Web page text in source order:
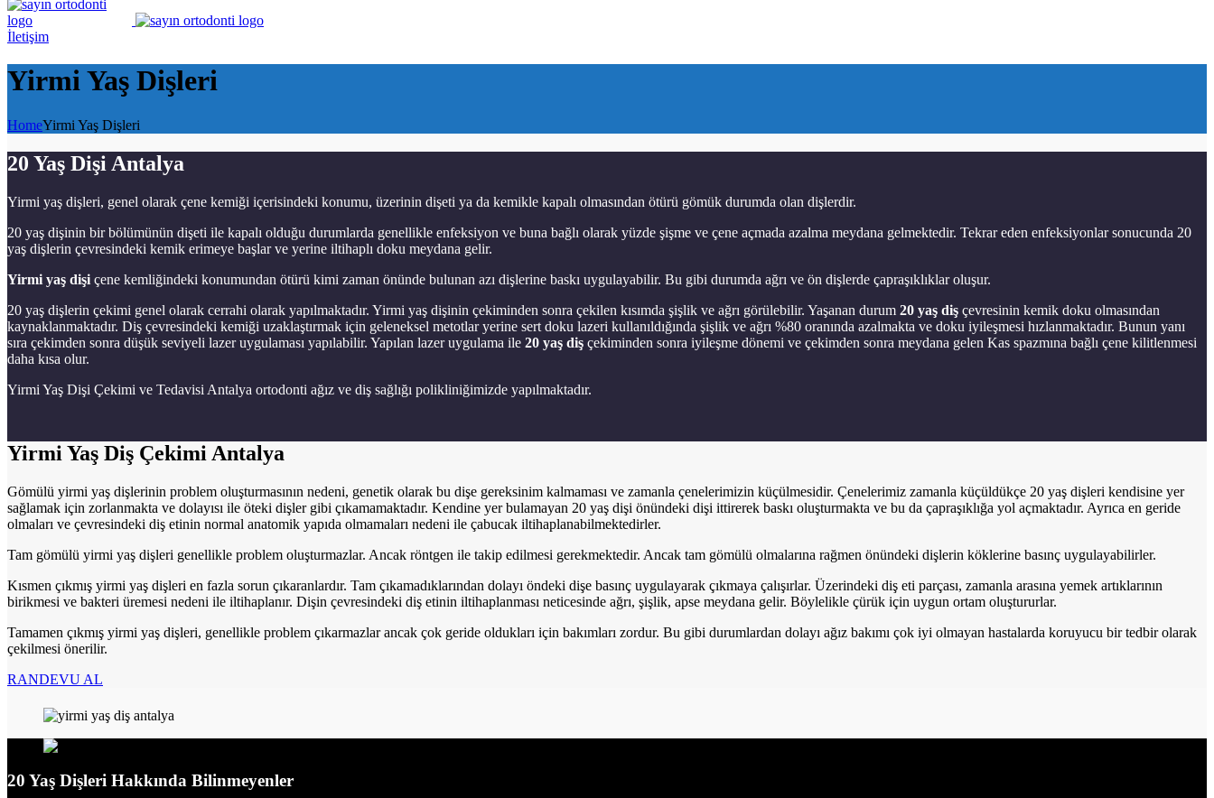
İletişim
Yirmi Yaş Dişleri
HomeYirmi Yaş Dişleri
20 Yaş Dişi Antalya
Yirmi yaş dişleri, genel olarak çene kemiği içerisindeki konumu, üzerinin dişeti ya da kemikle kapalı olmasından ötürü gömük durumda olan dişlerdir.
20 yaş dişinin bir bölümünün dişeti ile kapalı olduğu durumlarda genellikle enfeksiyon ve buna bağlı olarak yüzde şişme ve çene açmada azalma meydana gelmektedir. Tekrar eden enfeksiyonlar sonucunda 20
yaş dişlerin çevresindeki kemik erimeye başlar ve yerine iltihaplı doku meydana gelir.
Yirmi yaş dişi çene kemliğindeki konumundan ötürü kimi zaman önünde bulunan azı dişlerine baskı uygulayabilir. Bu gibi durumda ağrı ve ön dişlerde çapraşıklıklar oluşur.
20 yaş dişlerin çekimi genel olarak cerrahi olarak yapılmaktadır. Yirmi yaş dişinin çekiminden sonra çekilen kısımda şişlik ve ağrı görülebilir. Yaşanan durum 20 yaş diş çevresinin kemik doku olmasından
kaynaklanmaktadır. Diş çevresindeki kemiği uzaklaştırmak için geleneksel metotlar yerine sert doku lazeri kullanıldığında şişlik ve ağrı %80 oranında azalmakta ve doku iyileşmesi hızlanmaktadır. Bunun yanı
sıra çekimden sonra düşük seviyeli lazer uygulaması yapılabilir. Yapılan lazer uygulama ile 20 yaş diş çekiminden sonra iyileşme dönemi ve çekimden sonra meydana gelen Kas spazmına bağlı çene kilitlenmesi
daha kısa olur.
Yirmi Yaş Dişi Çekimi ve Tedavisi Antalya ortodonti ağız ve diş sağlığı polikliniğimizde yapılmaktadır.
Yirmi Yaş Diş Çekimi Antalya
Gömülü yirmi yaş dişlerinin problem oluşturmasının nedeni, genetik olarak bu dişe gereksinim kalmaması ve zamanla çenelerimizin küçülmesidir. Çenelerimiz zamanla küçüldükçe 20 yaş dişleri kendisine yer
sağlamak için zorlanmakta ve dolayısı ile öteki dişler gibi çıkamamaktadır. Kendine yer bulamayan 20 yaş dişi önündeki dişi ittirerek baskı oluşturmakta ve bu da çapraşıklığa yol açmaktadır. Ayrıca en geride
olmaları ve çevresindeki diş etinin normal anatomik yapıda olmamaları nedeni ile çabucak iltihaplanabilmektedirler.
Tam gömülü yirmi yaş dişleri genellikle problem oluşturmazlar. Ancak röntgen ile takip edilmesi gerekmektedir. Ancak tam gömülü olmalarına rağmen önündeki dişlerin köklerine basınç uygulayabilirler.
Kısmen çıkmış yirmi yaş dişleri en fazla sorun çıkaranlardır. Tam çıkamadıklarından dolayı öndeki dişe basınç uygulayarak çıkmaya çalışırlar. Üzerindeki diş eti parçası, zamanla arasına yemek artıklarının
birikmesi ve bakteri üremesi nedeni ile iltihaplanır. Dişin çevresindeki diş etinin iltihaplanması neticesinde ağrı, şişlik, apse meydana gelir. Böylelikle çürük için uygun ortam oluştururlar.
Tamamen çıkmış yirmi yaş dişleri, genellikle problem çıkarmazlar ancak çok geride oldukları için bakımları zordur. Bu gibi durumlardan dolayı ağız bakımı çok iyi olmayan hastalarda koruyucu bir tedbir olarak
çekilmesi önerilir.
RANDEVU AL
20 Yaş Dişleri Hakkında Bilinmeyenler